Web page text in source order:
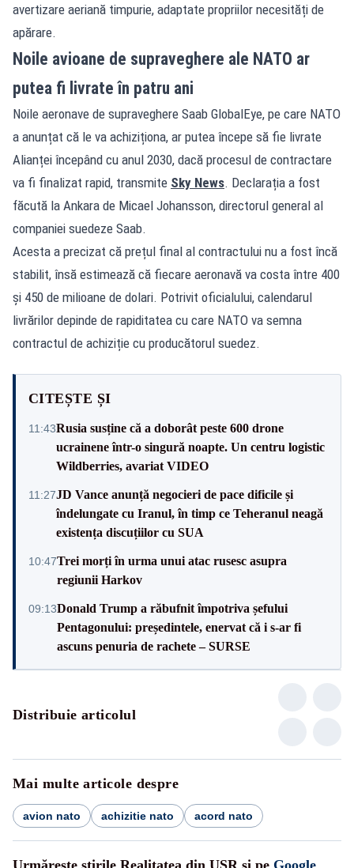
avertizare aeriană timpurie, adaptate propriilor necesități de
apărare.
Noile avioane de supraveghere ale NATO ar
putea fi livrate în patru ani
Noile aeronave de supraveghere Saab GlobalEye, pe care NATO
a anunțat că le va achiziționa, ar putea începe să fie livrate
Alianței începând cu anul 2030, dacă procesul de contractare
va fi finalizat rapid, transmite Sky News. Declarația a fost
făcută la Ankara de Micael Johansson, directorul general al
companiei suedeze Saab.
Acesta a precizat că prețul final al contractului nu a fost încă
stabilit, însă estimează că fiecare aeronavă va costa între 400
și 450 de milioane de dolari. Potrivit oficialului, calendarul
livrărilor depinde de rapiditatea cu care NATO va semna
contractul de achiziție cu producătorul suedez.
CITEȘTE ȘI
11:43Rusia susține că a doborât peste 600 drone
ucrainene într-o singură noapte. Un centru logistic
Wildberries, avariat VIDEO
11:27JD Vance anunță negocieri de pace dificile și
îndelungate cu Iranul, în timp ce Teheranul neagă
existența discuțiilor cu SUA
10:47Trei morți în urma unui atac rusesc asupra
regiunii Harkov
09:13Donald Trump a răbufnit împotriva șefului
Pentagonului: președintele, enervat că i s-ar fi
ascuns penuria de rachete – SURSE
Distribuie articolul
Mai multe articole despre
avion nato achizitie nato acord nato
Urmărește știrile Realitatea din USR și pe Google